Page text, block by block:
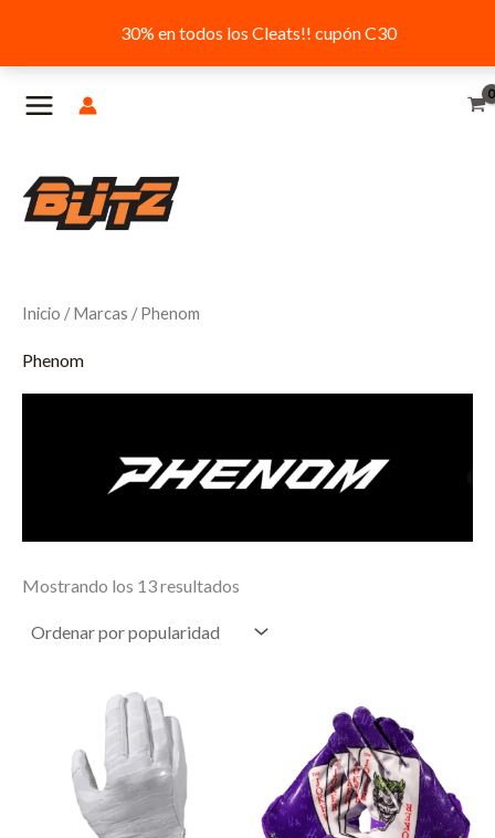
30% en todos los Cleats!! cupón C30
Inicio /Marcas / Phenom
Phenom
Mostrando los 13 resultados